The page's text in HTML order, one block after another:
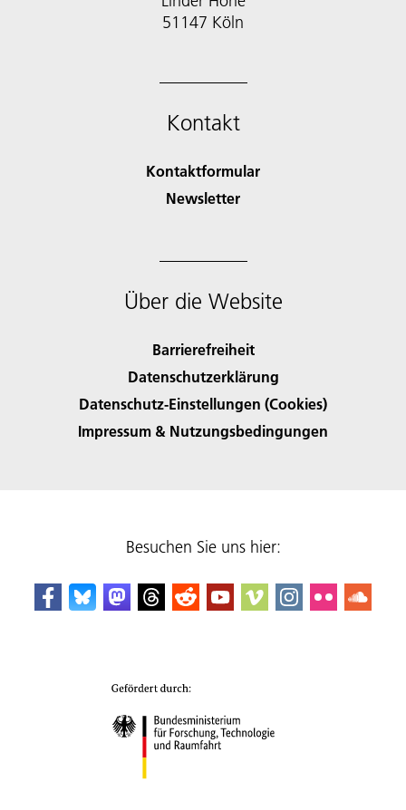
51147 Köln
Kontakt
Kontaktformular
Newsletter
Über die Website
Barrierefreiheit
Datenschutzerklärung
Datenschutz-Einstellungen (Cookies)
Impressum & Nutzungsbedingungen
Besuchen Sie uns hier: